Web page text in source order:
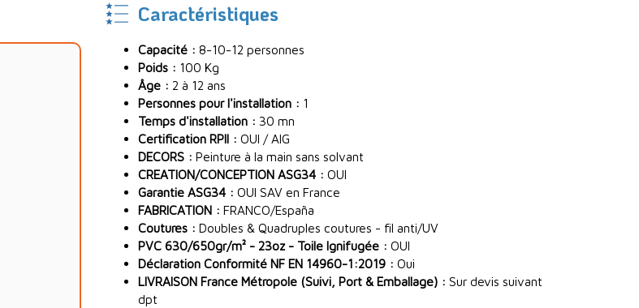
Caractéristiques
Capacité : 8-10-12 personnes
Poids : 100 Kg
Âge : 2 à 12 ans
Personnes pour l'installation : 1
Temps d'installation : 30 mn
Certification RPII : OUI / AIG
DECORS : Peinture à la main sans solvant
CREATION/CONCEPTION ASG34 : OUI
Garantie ASG34 : OUI SAV en France
FABRICATION : FRANCO/España
Coutures : Doubles & Quadruples coutures - fil anti/UV
PVC 630/650gr/m² - 23oz - Toile Ignifugée : OUI
Déclaration Conformité NF EN 14960-1:2019 : Oui
LIVRAISON France Métropole (Suivi, Port & Emballage) : Sur devis suivant
dpt